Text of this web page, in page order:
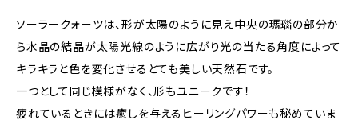
ソーラークォーツは、形が太陽のように見え中央の瑪瑙の部分か
ら水晶の結晶が太陽光線のように広がり光の当たる角度によって
キラキラと色を変化させるとても美しい天然石です。
一つとして同じ模様がなく、形もユニークです！
疲れているときには癒しを与えるヒーリングパワーも秘めていま